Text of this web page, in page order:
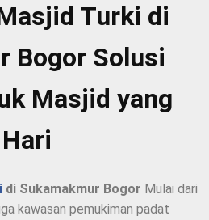
Turki di
Bogor Solusi
Masjid yang
di Sukamakmur Bogor Mulai dari
kawasan pemukiman padat